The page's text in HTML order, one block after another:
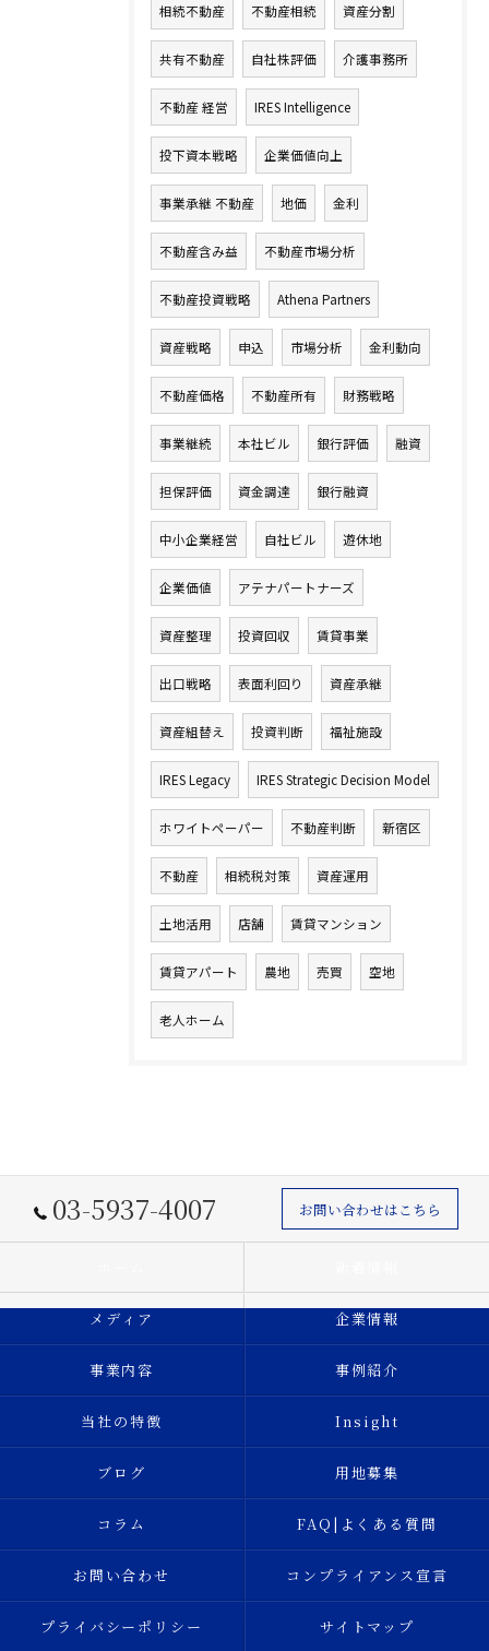
相続不動産 不動産相続 資産分割
共有不動産 自社株評価 介護事務所
不動産 経営 IRES Intelligence
投下資本戦略 企業価値向上
事業承継 不動産 地価 金利
不動産含み益 不動産市場分析
不動産投資戦略 Athena Partners
資産戦略 申込 市場分析 金利動向
不動産価格 不動産所有 財務戦略
事業継続 本社ビル 銀行評価 融資
担保評価 資金調達 銀行融資
中小企業経営 自社ビル 遊休地
企業価値 アテナパートナーズ
資産整理 投資回収 賃貸事業
出口戦略 表面利回り 資産承継
資産組替え 投資判断 福祉施設
IRES Legacy IRES Strategic Decision Model
ホワイトペーパー 不動産判断 新宿区
不動産 相続税対策 資産運用
土地活用 店舗 賃貸マンション
賃貸アパート 農地 売買 空地
老人ホーム
03-5937-4007 お問い合わせはこちら
メディア 企業情報
事業内容 事例紹介
当社の特徴 Insight
ブログ 用地募集
コラム FAQ|よくある質問
お問い合わせ コンプライアンス宣言
プライバシーポリシー サイトマップ